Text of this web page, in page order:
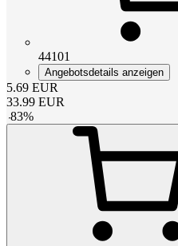
44101
Angebotsdetails anzeigen
5.69 EUR
33.99 EUR
-83%